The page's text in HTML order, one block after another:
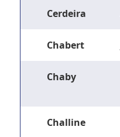
Cerdeira
Chabert
Chaby
Challine